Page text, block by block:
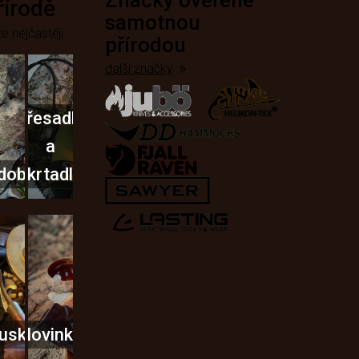
nejčastěji
Křesadla
a
škrtadla
Novinky
samotnou
přírodou
další značky